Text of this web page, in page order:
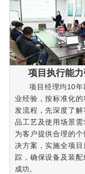
项目执行能
项目经理均10年
业经验，按标准化的
发流程，先深度了解
品工艺及使用场景需
为客户提供合理的个
决方案，实施全项目
踪，确保设备及装配
成功。